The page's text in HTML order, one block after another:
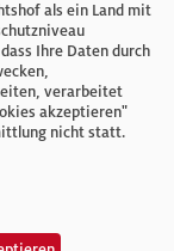
als ein Land mit
Ihre Daten durch
verarbeitet
akzeptieren"
nicht statt.